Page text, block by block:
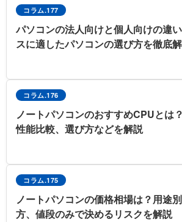
コラム.177
パソコンの法人向けと個人向けの違
スに適したパソコンの選び方を徹底
コラム.176
ノートパソコンのおすすめCPUとは
性能比較、選び方などを解説
コラム.175
ノートパソコンの価格相場は？用途
方、値段のみで決めるリスクを解説